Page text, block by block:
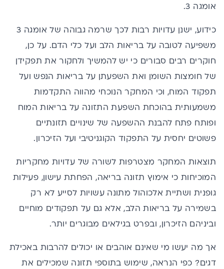
אומגה 3.
כידוע, ישנן עדויות רבות לכך
שרמה גבוהה של אומגה 3
משפיעה לטובה על בריאות הלב ועל כלי הדם. על כן,
חוקרים רבים סבורים כי יש להמשיך ולחקור את תפקידן
של חומצות השומן ואת השפעתן על בריאות הנפש ועל
תפקוד המוח, וכי המחקר הנוכחי מהווה התקדמות
משמעותית בהוכחת השפעת התזונה על בריאות המוח
ופותח פתח להבנת ההשפעה של שינויים תזונתיים
פשוטים יחסית על התפקוד הקוגניטיבי ועל הזיכרון.
תוצאות המחקר מצטרפות לשורה של עדויות מחקריות
המוכיחות כי אימוץ תזונה בריאה, הפחתת עישון, פעילות
גופנית ושתיית אלכוהול מתונה עשויות לסייע לא רק
בשמירה על בריאות הלב, אלא גם על תפקודים מוחיים
וביניהם הזיכרון, ובפרט בגילאים מבוגרים יותר.
אך מה יעשו מי שאינם אוהבים או יכולים להרבות באכילת
דגים? כפי הנראה, שימוש בתוספי תזונה שמכילים את